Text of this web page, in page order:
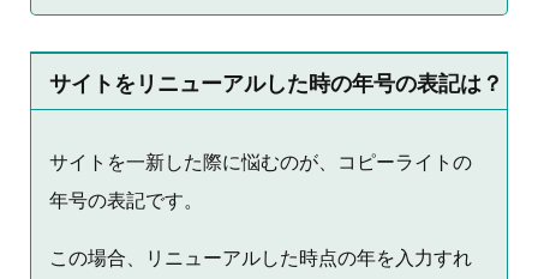
サイトをリニューアルした時の年号の表記は？
サイトを一新した際に悩むのが、コピーライトの
年号の表記です。
この場合、リニューアルした時点の年を入力すれ